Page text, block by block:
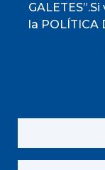
Direcciones
Teléfono
(+34)
(+34) 971
©
la POLÍTICA